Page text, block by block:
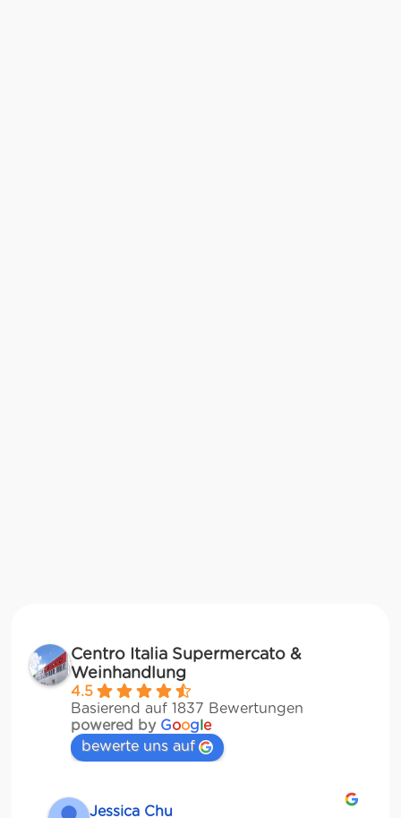
Centro Italia Supermercato &
Weinhandlung
4.5
Basierend auf 1837 Bewertungen
powered by Google
bewerte uns auf
Jessica Chu